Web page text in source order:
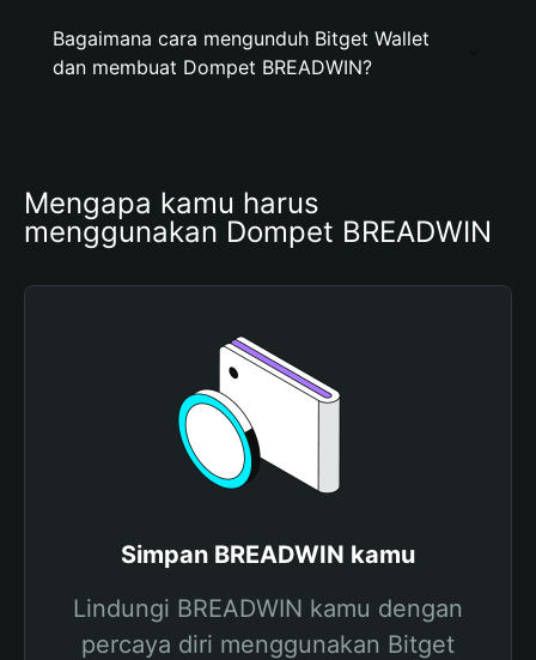
Bagaimana cara mengunduh Bitget Wallet
dan membuat Dompet BREADWIN?
Mengapa kamu harus
menggunakan Dompet BREADWIN
Simpan BREADWIN kamu
Lindungi BREADWIN kamu dengan
percaya diri menggunakan Bitget